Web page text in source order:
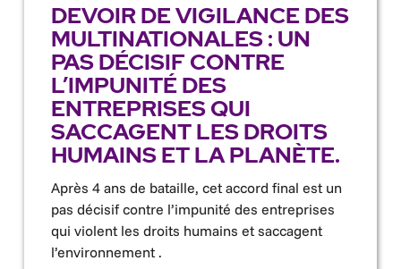
DEVOIR DE VIGILANCE DES
MULTINATIONALES : UN
PAS DÉCISIF CONTRE
L’IMPUNITÉ DES
ENTREPRISES QUI
SACCAGENT LES DROITS
HUMAINS ET LA PLANÈTE.
Après 4 ans de bataille, cet accord final est un
pas décisif contre l’impunité des entreprises
qui violent les droits humains et saccagent
l’environnement .